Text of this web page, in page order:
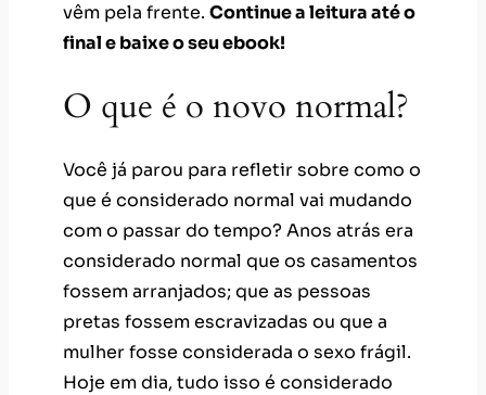
vêm pela frente. Continue a leitura até o
final e baixe o seu ebook!
O que é o novo normal?
Você já parou para refletir sobre como o
que é considerado normal vai mudando
com o passar do tempo? Anos atrás era
considerado normal que os casamentos
fossem arranjados; que as pessoas
pretas fossem escravizadas ou que a
mulher fosse considerada o sexo frágil.
Hoje em dia, tudo isso é considerado